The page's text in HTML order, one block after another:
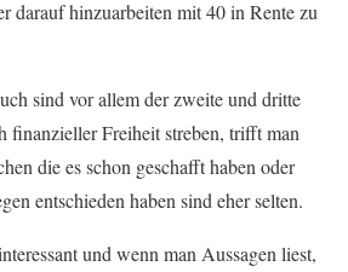
darauf hinzuarbeiten mit 40 in Rente zu
sind vor allem der zweite und dritte
finanzieller Freiheit streben, trifft man
die es schon geschafft haben oder
entschieden haben sind eher selten.
und wenn man Aussagen liest,